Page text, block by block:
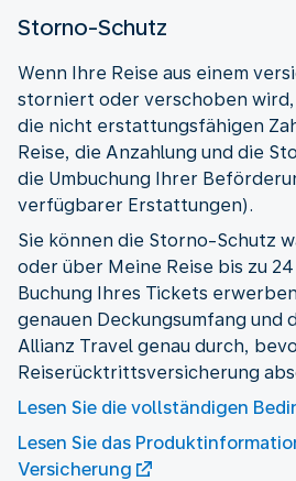
Storno-Schutz
Wenn Ihre Reise aus einem
storniert oder verschoben
die nicht erstattungsfähigen
Reise, die Anzahlung und die
die Umbuchung Ihrer
verfügbarer Erstattungen).
Sie können die Storno-Schutz
oder über Meine Reise bis zu
Buchung Ihres Tickets
genauen Deckungsumfang und
Allianz Travel genau durch,
Reiserücktrittsversicherung
Lesen Sie die vollständigen
Lesen Sie das
Versicherung